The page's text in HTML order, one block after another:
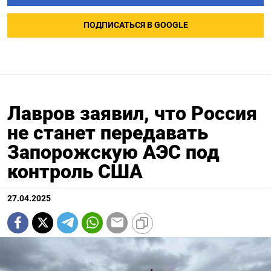
ПОДПИСАТЬСЯ В GOOGLE
Лавров заявил, что Россия
не станет передавать
Запорожскую АЭС под
контроль США
27.04.2025